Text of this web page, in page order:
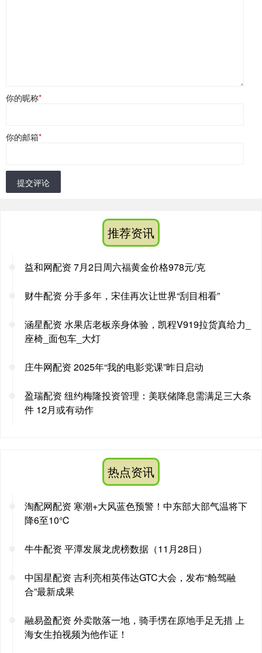
你的昵称*
你的邮箱*
提交评论
推荐资讯
益和网配资 7月2日周六福黄金价格978元/克
财牛配资 分手多年，宋佳再次让世界“刮目相看”
涵星配资 水果店老板亲身体验，凯程V919拉货真给力_
座椅_面包车_大灯
庄牛网配资 2025年“我的电影党课”昨日启动
盈瑞配资 纽约梅隆投资管理：美联储降息需满足三大条
件 12月或有动作
热点资讯
淘配网配资 寒潮+大风蓝色预警！中东部大部气温将下
降6至10℃
牛牛配资 平潭发展龙虎榜数据（11月28日）
中国星配资 吉利亮相英伟达GTC大会，发布“舱驾融
合”最新成果
融易盈配资 外卖散落一地，骑手愣在原地手足无措 上
海女生拍视频为他作证！